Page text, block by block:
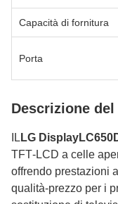
Capacità di fornitura
Porta
Descrizione
IL LG
TFT‑LCD a celle
offrendo prestazioni
qualità-prezzo per i